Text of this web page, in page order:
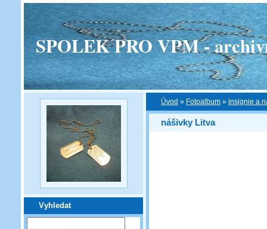
SPOLEK PRO VPM -
Vyhledat
Úvod » Fotoalbum » insignie a
nášivky Litva